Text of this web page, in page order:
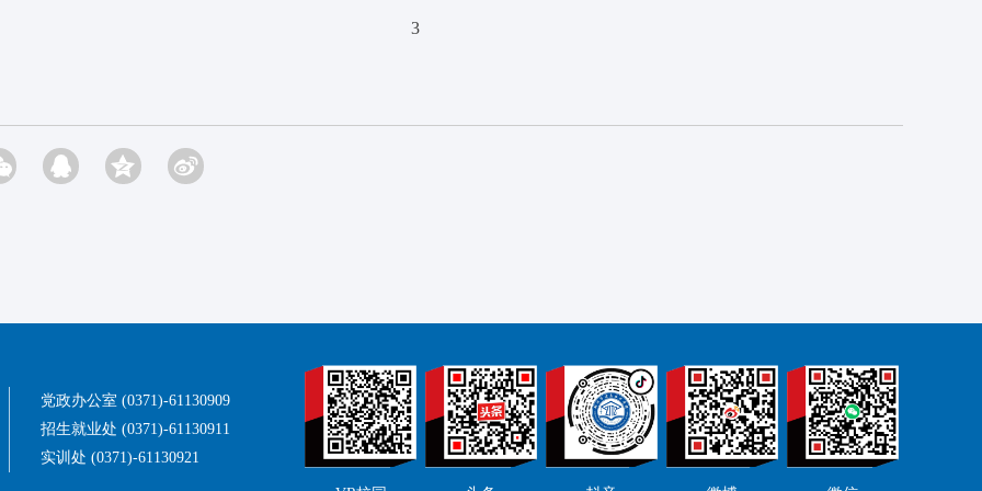
3
党政办公室 (0371)-61130909
招生就业处 (0371)-61130911
实训处 (0371)-61130921